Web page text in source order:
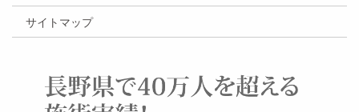
サイトマップ